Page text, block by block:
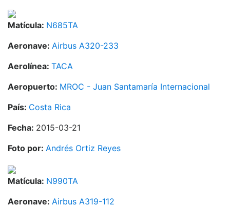
Matícula: N685TA
Aeronave: Airbus A320-233
Aerolínea: TACA
Aeropuerto: MROC - Juan Santamaría Internacional
País: Costa Rica
Fecha: 2015-03-21
Foto por: Andrés Ortiz Reyes
Matícula: N990TA
Aeronave: Airbus A319-112